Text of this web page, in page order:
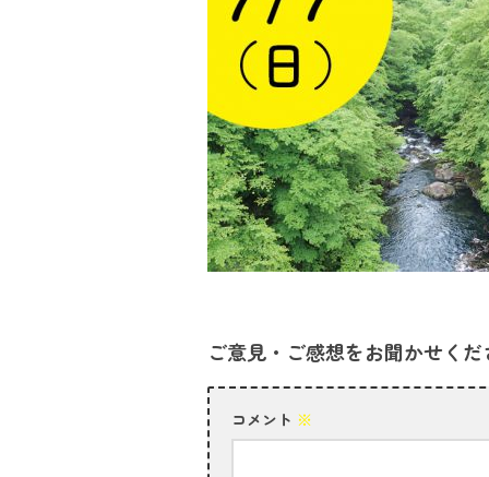
ご意見・ご感想をお聞かせくだ
コメント ※